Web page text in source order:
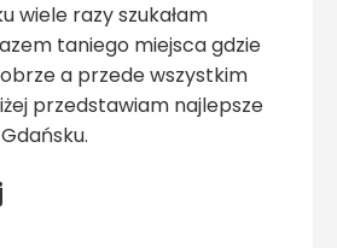
wiele razy szukałam
taniego miejsca gdzie
a przede wszystkim
przedstawiam najlepsze